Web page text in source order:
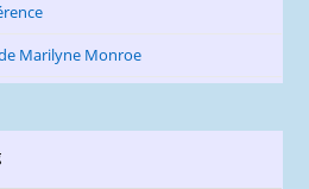
Marilyne Monroe